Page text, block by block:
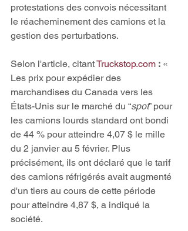
protestations des convois nécessitant
le réacheminement des camions et la
gestion des perturbations.
Selon l'article, citant Truckstop.com : «
Les prix pour expédier des
marchandises du Canada vers les
États-Unis sur le marché du “spot” pour
les camions lourds standard ont bondi
de 44 % pour atteindre 4,07 $ le mille
du 2 janvier au 5 février. Plus
précisément, ils ont déclaré que le tarif
des camions réfrigérés avait augmenté
d'un tiers au cours de cette période
pour atteindre 4,87 $, a indiqué la
société.